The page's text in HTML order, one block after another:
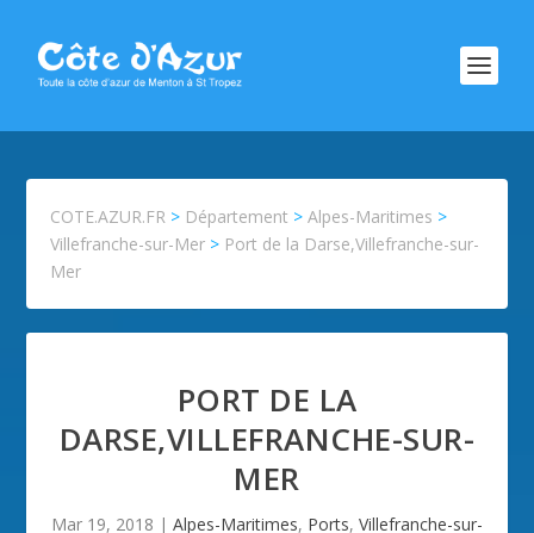
COTE.AZUR.FR > Département >Alpes-Maritimes >
Villefranche-sur-Mer > Port de la Darse,Villefranche-sur-
Mer
PORT DE LA
DARSE,VILLEFRANCHE-SUR-
MER
Mar 19, 2018 | Alpes-Maritimes, Ports, Villefranche-sur-